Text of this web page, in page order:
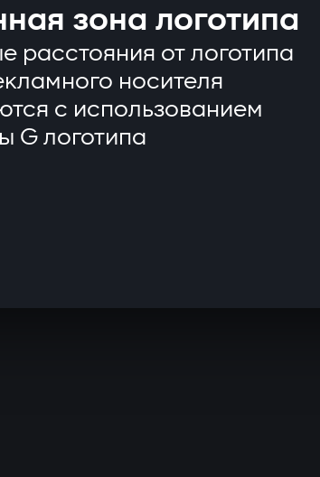
зона логотипа
расстояния от логотипа
носителя
с использованием
G логотипа